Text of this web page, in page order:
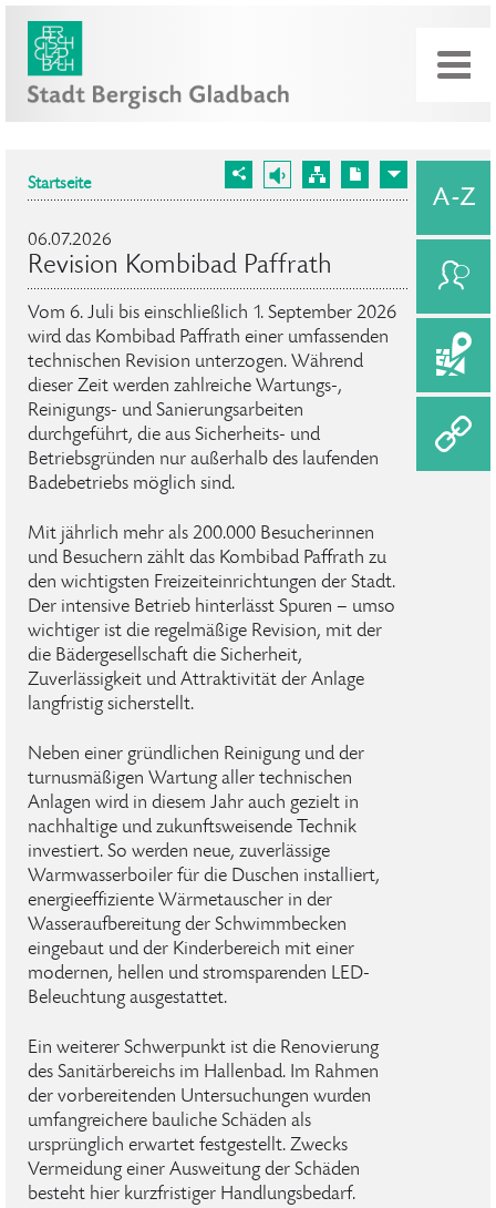
Startseite
06.07.2026
Revision Kombibad Paffrath
Vom 6. Juli bis einschließlich 1. September 2026
wird das Kombibad Paffrath einer umfassenden
technischen Revision unterzogen. Während
dieser Zeit werden zahlreiche Wartungs-,
Reinigungs- und Sanierungsarbeiten
durchgeführt, die aus Sicherheits- und
Betriebsgründen nur außerhalb des laufenden
Badebetriebs möglich sind.
Mit jährlich mehr als 200.000 Besucherinnen
und Besuchern zählt das Kombibad Paffrath zu
den wichtigsten Freizeiteinrichtungen der Stadt.
Der intensive Betrieb hinterlässt Spuren – umso
wichtiger ist die regelmäßige Revision, mit der
die Bädergesellschaft die Sicherheit,
Zuverlässigkeit und Attraktivität der Anlage
langfristig sicherstellt.
Neben einer gründlichen Reinigung und der
turnusmäßigen Wartung aller technischen
Anlagen wird in diesem Jahr auch gezielt in
nachhaltige und zukunftsweisende Technik
investiert. So werden neue, zuverlässige
Warmwasserboiler für die Duschen installiert,
energieeffiziente Wärmetauscher in der
Wasseraufbereitung der Schwimmbecken
eingebaut und der Kinderbereich mit einer
modernen, hellen und stromsparenden LED-
Beleuchtung ausgestattet.
Ein weiterer Schwerpunkt ist die Renovierung
des Sanitärbereichs im Hallenbad. Im Rahmen
der vorbereitenden Untersuchungen wurden
umfangreichere bauliche Schäden als
ursprünglich erwartet festgestellt. Zwecks
Vermeidung einer Ausweitung der Schäden
besteht hier kurzfristiger Handlungsbedarf.